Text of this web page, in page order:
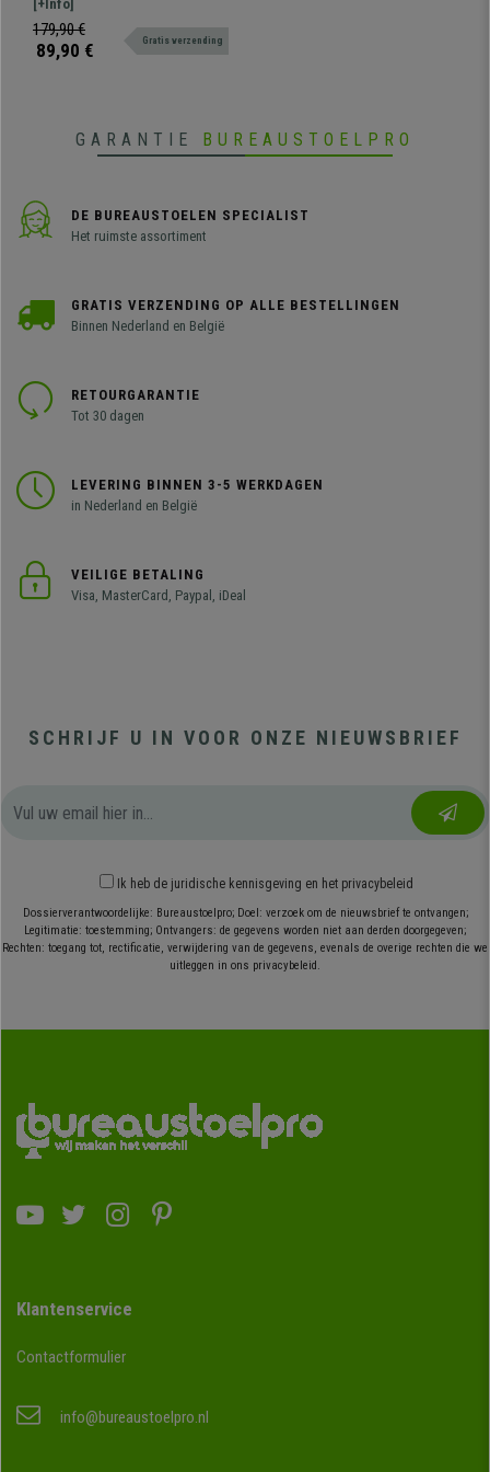
Stof
opvalt door comfort, design en
kwaliteit. Bekleed met
kwaliteitsstof en een metalen
[+Info]
179,90 €
89,90 € Gratis verzending
GARANTIE BUREAUSTOELPRO
DE BUREAUSTOELEN SPECIALIST
Het ruimste assortiment
GRATIS VERZENDING OP ALLE BESTELLINGEN
Binnen Nederland en België
RETOURGARANTIE
Tot 30 dagen
LEVERING BINNEN 3-5 WERKDAGEN
in Nederland en België
VEILIGE BETALING
Visa, MasterCard, Paypal, iDeal
SCHRIJF U IN VOOR ONZE NIEUWSBRIEF
Ik heb de juridische kennisgeving en het privacybeleid
Dossierverantwoordelijke: Bureaustoelpro; Doel: verzoek om de nieuwsbrief te ontvangen;
Legitimatie: toestemming; Ontvangers: de gegevens worden niet aan derden doorgegeven;
Rechten: toegang tot, rectificatie, verwijdering van de gegevens, evenals de overige rechten die we
uitleggen in ons privacybeleid.
Klantenservice
Contactformulier
info@bureaustoelpro.nl